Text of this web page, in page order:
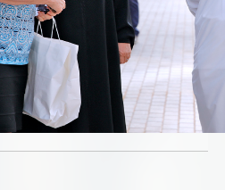
مشاريع
المنشآت
خدمات